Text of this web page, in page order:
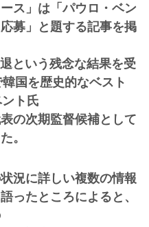
ス」は「パウロ・ベン
募」と題する記事を掲
という残念な結果を受
国を歴史的なベスト
ト氏
の次期監督候補として
。
況に詳しい複数の情報
ったところによると、